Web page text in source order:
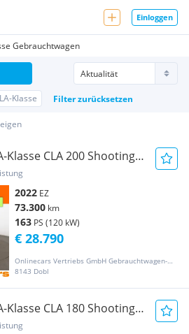
Einloggen
Gebrauchtwagen
Klasse Filter zurücksetzen
Klasse CLA 200 Shooting
SKY LEDE
2022 EZ
73.300 km
163 PS (120 kW)
Onlinecars Vertriebs GmbH Gebrauchtwagen-Outlet  Werkstätte  Spenglerei  Lackiererei
8143 Dobl
€ 28.790
Klasse CLA 180 Shooting
SKY RADA